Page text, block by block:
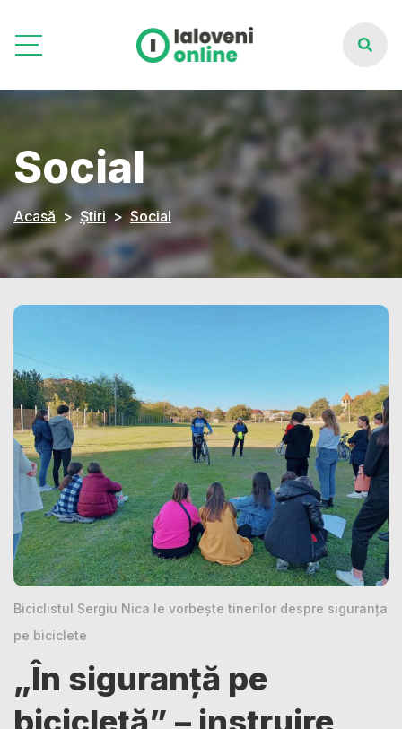
Social
Acasă Știri Social
Biciclistul Sergiu Nica le vorbește tinerilor despre siguranța
pe biciclete
„În siguranță pe